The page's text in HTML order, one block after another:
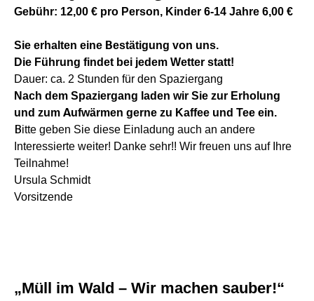
Gebühr: 12,00 € pro Person, Kinder 6-14 Jahre 6,00 €
Sie erhalten eine Bestätigung von uns.
Die Führung findet bei jedem Wetter statt!
Dauer: ca. 2 Stunden für den Spaziergang
Nach dem Spaziergang laden wir Sie zur Erholung
und zum Aufwärmen gerne zu Kaffee und Tee ein.
Bitte geben Sie diese Einladung auch an andere
Interessierte weiter! Danke sehr!! Wir freuen uns auf Ihre
Teilnahme!
Ursula Schmidt
Vorsitzende
„Müll im Wald – Wir machen sauber!“